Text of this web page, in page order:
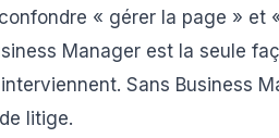
« gérer la page » et
Manager est la seule
Sans Business
litige.